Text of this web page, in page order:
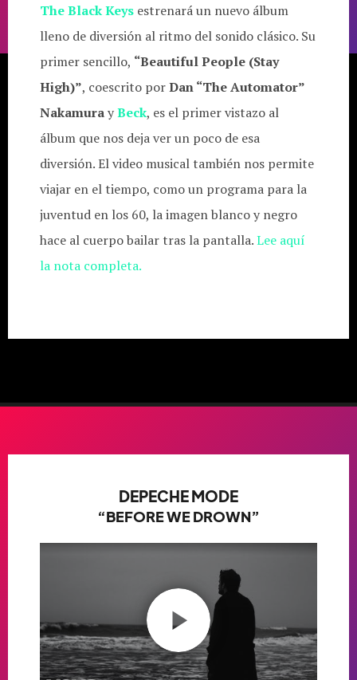
The Black Keys estrenará un nuevo álbum
lleno de diversión al ritmo del sonido clásico. Su
primer sencillo, “Beautiful People (Stay
High)”, coescrito porDan “The Automator”
NakamurayBeck, es el primer vistazo al
álbum que nos deja ver un poco de esa
diversión. El video musical también nos permite
viajar en el tiempo, como un programa para la
juventud en los 60, la imagen blanco y negro
hace al cuerpo bailar tras la pantalla.Lee aquí
la nota completa.
DEPECHE MODE
“BEFORE WE DROWN”